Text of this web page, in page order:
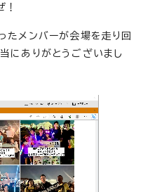
！
たメンバーが会場を走り回
にありがとうございまし